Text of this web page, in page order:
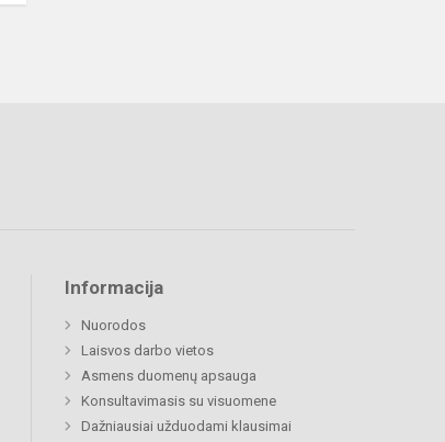
Informacija
Nuorodos
Laisvos darbo vietos
Asmens duomenų apsauga
Konsultavimasis su visuomene
Dažniausiai užduodami klausimai